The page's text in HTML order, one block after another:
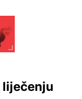
liječenju